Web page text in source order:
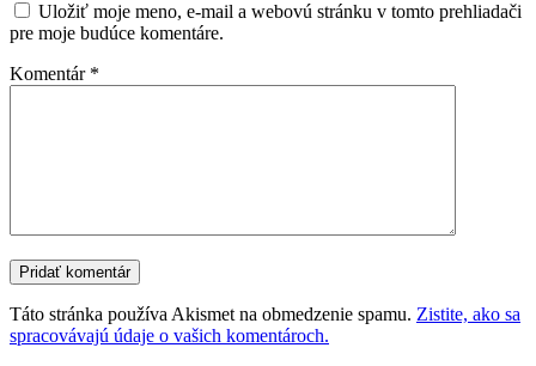
Uložiť moje meno, e-mail a webovú stránku v tomto prehliadači
pre moje budúce komentáre.
Komentár *
Táto stránka používa Akismet na obmedzenie spamu. Zistite, ako sa
spracovávajú údaje o vašich komentároch.